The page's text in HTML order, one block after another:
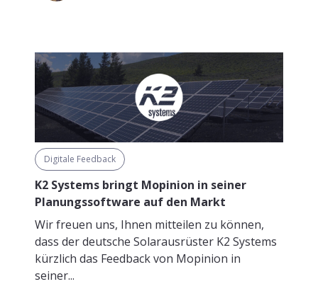
Digitale Feedback
K2 Systems bringt Mopinion in seiner
Planungssoftware auf den Markt
Wir freuen uns, Ihnen mitteilen zu können,
dass der deutsche Solarausrüster K2 Systems
kürzlich das Feedback von Mopinion in
seiner...